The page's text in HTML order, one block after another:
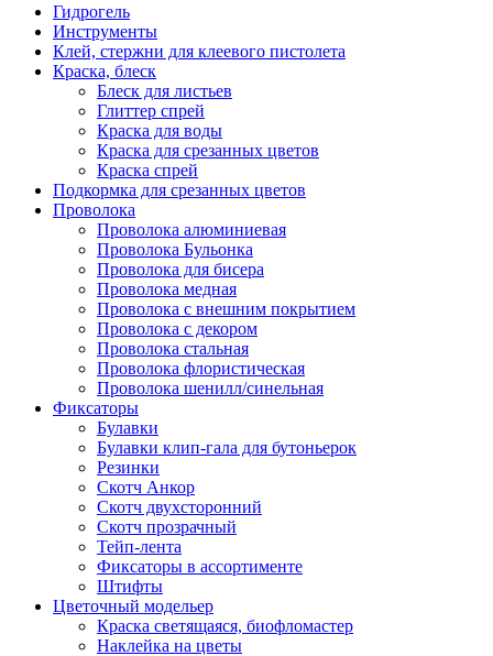
Гидрогель
Инструменты
Клей, стержни для клеевого пистолета
Краска, блеск
Блеск для листьев
Глиттер спрей
Краска для воды
Краска для срезанных цветов
Краска спрей
Подкормка для срезанных цветов
Проволока
Проволока алюминиевая
Проволока Бульонка
Проволока для бисера
Проволока медная
Проволока с внешним покрытием
Проволока с декором
Проволока стальная
Проволока флористическая
Проволока шенилл/синельная
Фиксаторы
Булавки
Булавки клип-гала для бутоньерок
Резинки
Скотч Анкор
Скотч двухсторонний
Скотч прозрачный
Тейп-лента
Фиксаторы в ассортименте
Штифты
Цветочный модельер
Краска светящаяся, биофломастер
Наклейка на цветы